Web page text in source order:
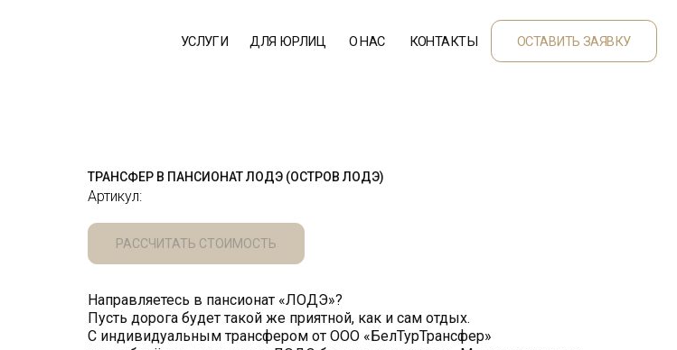
О НАС
ДЛЯ ЮРЛИЦ КОНТАКТЫ ОСТАВИТЬ ЗАЯВКУ
ТРАНСФЕР В ПАНСИОНАТ ЛОДЭ (ОСТРОВ ЛОДЭ)
Артикул:
РАССЧИТАТЬ СТОИМОСТЬ
Направляетесь в пансионат «ЛОДЭ»?
Пусть дорога будет такой же приятной, как и сам отдых.
С индивидуальным трансфером от ООО «БелТурТрансфер»